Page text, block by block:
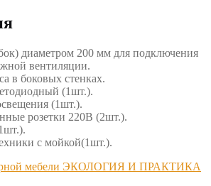
диаметром 200 мм для подключения
вентиляции.
в боковых стенках.
(1шт.).
(1шт.).
розетки 220В (2шт.).
с мойкой(1шт.).
мебели ЭКОЛОГИЯ И ПРАКТИКА